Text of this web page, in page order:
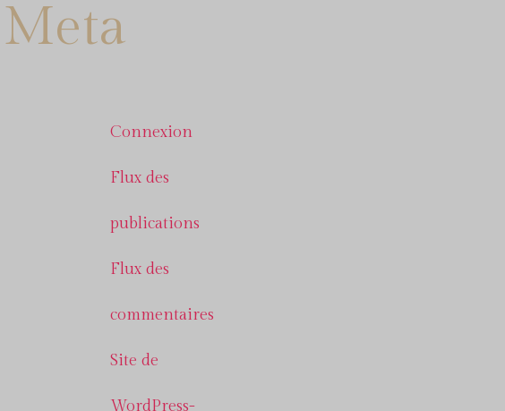
Meta
Connexion
Flux des
publications
Flux des
commentaires
Site de
WordPress-